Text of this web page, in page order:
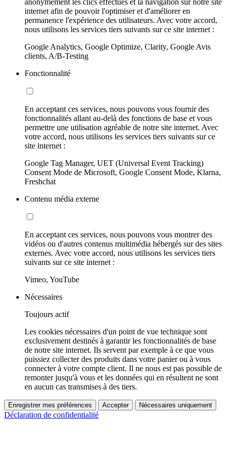
anonymement les clics effectués et la navigation sur notre site
internet afin de pouvoir l'optimiser et d'améliorer en
permanence l'expérience des utilisateurs. Avec votre accord,
nous utilisons les services tiers suivants sur ce site internet :
Google Analytics, Google Optimize, Clarity, Google Avis
clients, A/B-Testing
Fonctionnalité
En acceptant ces services, nous pouvons vous fournir des
fonctionnalités allant au-delà des fonctions de base et vous
permettre une utilisation agréable de notre site internet. Avec
votre accord, nous utilisons les services tiers suivants sur ce
site internet :
Google Tag Manager, UET (Universal Event Tracking)
Consent Mode de Microsoft, Google Consent Mode, Klarna,
Freshchat
Contenu média externe
En acceptant ces services, nous pouvons vous montrer des
vidéos ou d'autres contenus multimédia hébergés sur des sites
externes. Avec votre accord, nous utilisons les services tiers
suivants sur ce site internet :
Vimeo, YouTube
Nécessaires
Toujours actif
Les cookies nécessaires d'un point de vue technique sont
exclusivement destinés à garantir les fonctionnalités de base
de notre site internet. Ils servent par exemple à ce que vous
puissiez collecter des produits dans votre panier ou à vous
connecter à votre compte client. Il ne nous est pas possible de
remonter jusqu'à vous et les données qui en résultent ne sont
en aucun cas transmises à des tiers.
Enregistrer mes préférences Accepter Nécessaires uniquement
Déclaration de confidentialité